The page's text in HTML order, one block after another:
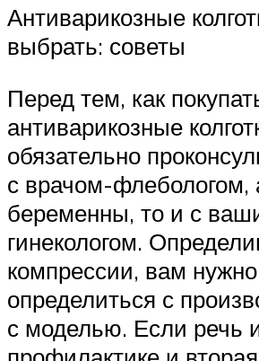
Антиварикозные
выбрать: советы
Перед тем, как
антиварикозные
обязательно
с врачом-флебологом,
беременны, то и с
гинекологом.
компрессии, вам нужно
определиться с
с моделью. Если речь